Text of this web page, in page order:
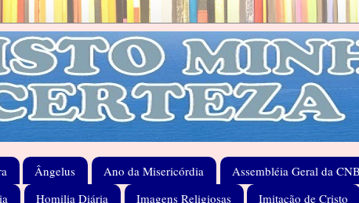
Ângelus Ano da Misericórdia Assembléia Geral da
Homilia Diária Imagens Religiosas Imitação de Cristo